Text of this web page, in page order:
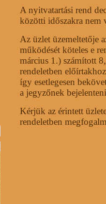
A nyitvatartási rend
közötti időszakra nem
Az üzlet üzemeltetője
működését köteles e
március 1.) számított
rendeletben
így esetlegesen
a jegyzőnek
Kérjük az érintett
rendeletben